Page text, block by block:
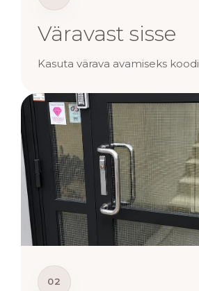
Väravast sisse
Kasuta värava avamiseks koodi
02